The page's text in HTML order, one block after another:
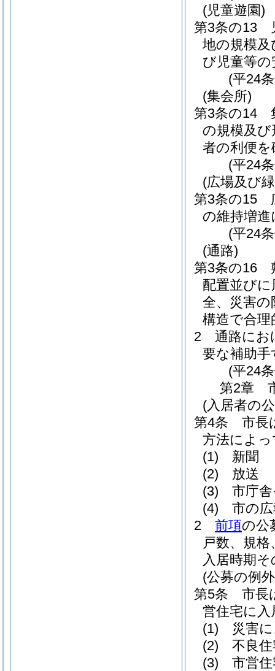
(児童遊園)
第3条の13
地の規模
び児童等
(平24
(集会所)
第3条の14
の規模及
者の利便
(平24
(広場及び
第3条の15
の維持増
(平24
(通路)
第3条の16
配置並び
全、災害
構造で合
2
通路にお
要な補助
(平24
第2章
(入居者の
第4条
市長
方法によ
(1)
新聞
(2)
放送
(3)
市庁
(4)
市の
2
前項の公
戸数、規
入居時期
(公募の例
第5条
市長
営住宅に
(1)
災害
(2)
不良
(3)
市営